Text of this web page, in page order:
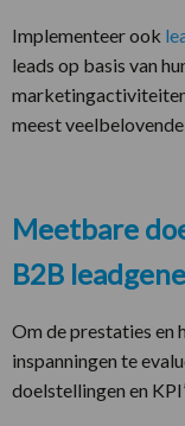
Implementeer ook
leads op basis van
meest
Meetbare
B2B
Om de prestaties en
inspanningen te
doelstellingen en